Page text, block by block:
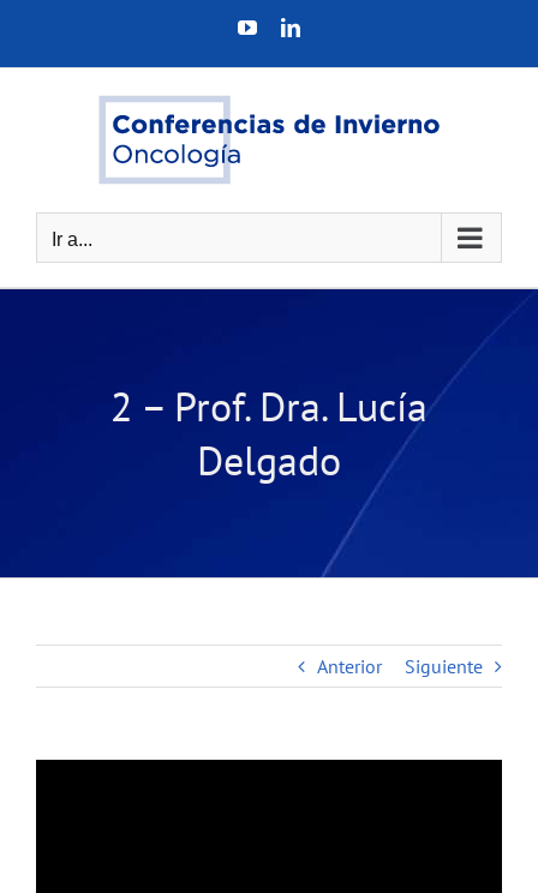
YouTubeLinkedIn
Ir a...
2 – Prof. Dra. Lucía
Delgado
Anterior Siguiente